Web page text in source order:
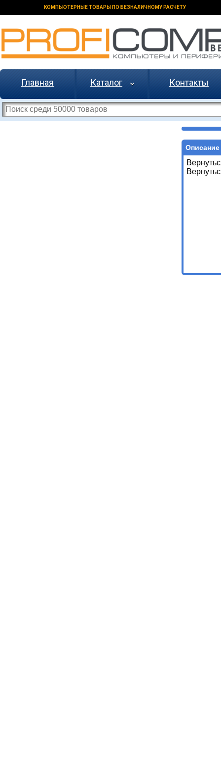
КОМПЬЮТЕРНЫЕ ТОВАРЫ ПО БЕЗНАЛИЧНОМУ РАСЧЕТУ
Главная Каталог Контакты
Описание